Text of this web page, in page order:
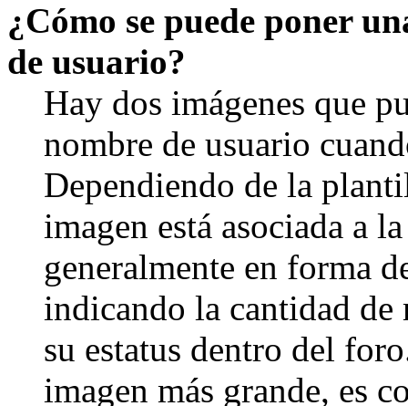
¿Cómo se puede poner
de usuario?
Hay dos imágenes que
nombre de usuario
Dependiendo de la
imagen está asociada a
generalmente en forma
indicando la cantidad de
su estatus dentro del
imagen más grande, es